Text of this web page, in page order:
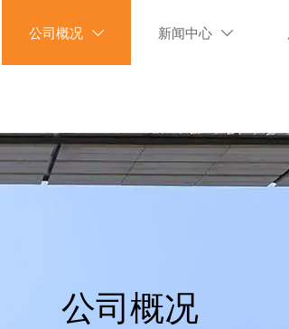
公司概况  新闻中心 
公司概况